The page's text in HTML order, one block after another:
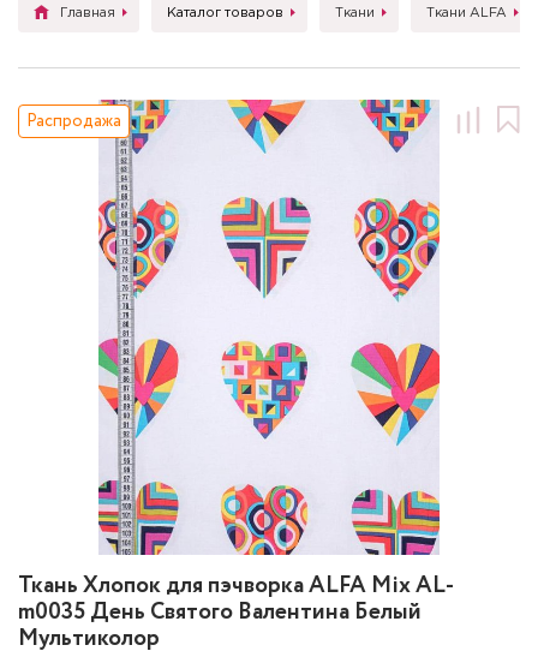
Главная Каталог товаров Ткани Ткани ALFA
Ткань Хлопок для пэчворка ALFA Mix AL-
m0035 День Святого Валентина Белый
Мультиколор
Распродажа